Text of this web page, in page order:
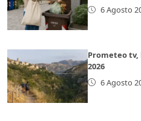
6 Agosto
Prometeo tv,
2026
6 Agosto